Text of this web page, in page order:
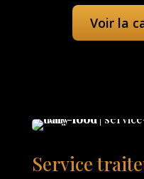
Voir la
Service